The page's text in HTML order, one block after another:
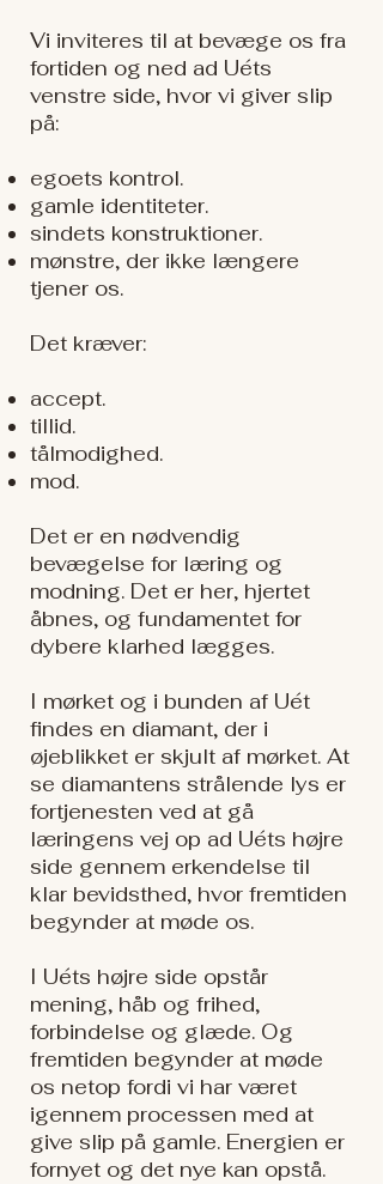
Vi inviteres til at bevæge os fra
fortiden og ned ad Uéts
venstre side, hvor vi giver slip
på:
egoets kontrol.
gamle identiteter.
sindets konstruktioner.
mønstre, der ikke længere
tjener os.
Det kræver:
accept.
tillid.
tålmodighed.
mod.
Det er en nødvendig
bevægelse for læring og
modning. Det er her, hjertet
åbnes, og fundamentet for
dybere klarhed lægges.
I mørket og i bunden af Uét
findes en diamant, der i
øjeblikket er skjult af mørket. At
se diamantens strålende lys er
fortjenesten ved at gå
læringens vej op ad Uéts højre
side gennem erkendelse til
klar bevidsthed, hvor fremtiden
begynder at møde os.
I Uéts højre side opstår
mening, håb og frihed,
forbindelse og glæde. Og
fremtiden begynder at møde
os netop fordi vi har været
igennem processen med at
give slip på gamle. Energien er
fornyet og det nye kan opstå.